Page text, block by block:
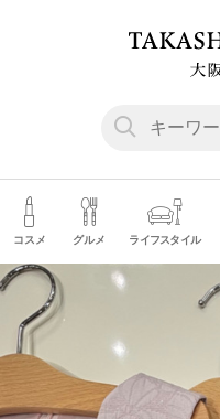
コスメ グルメ ライフスタイル